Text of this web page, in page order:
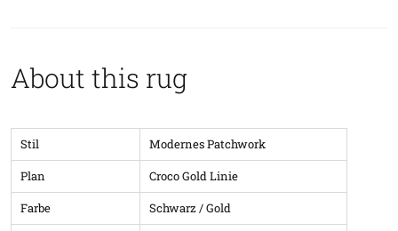
About this rug
Stil
Modernes Patchwork
Plan
Croco Gold Linie
Farbe
Schwarz / Gold